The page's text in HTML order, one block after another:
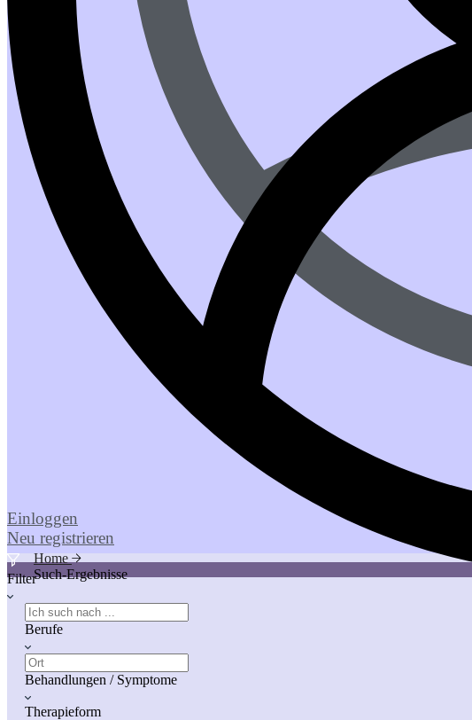
Einloggen
Neu registrieren
Home
Such-Ergebnisse
Filter
Berufe
Behandlungen / Symptome
Therapieform